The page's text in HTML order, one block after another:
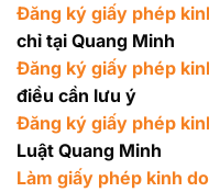
Đăng ký giấy phép
chỉ tại Quang Minh
Đăng ký giấy phép
điều cần lưu ý
Đăng ký giấy phép
Luật Quang Minh
Làm giấy phép kinh